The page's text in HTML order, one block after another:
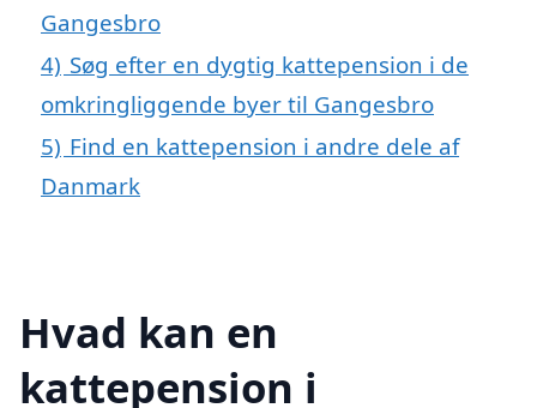
Gangesbro
4) Søg efter en dygtig kattepension i de
omkringliggende byer til Gangesbro
5) Find en kattepension i andre dele af
Danmark
Hvad kan en
kattepension i